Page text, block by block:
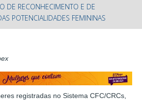
DE RECONHECIMENTO E DE
POTENCIALIDADES FEMININAS
registradas no Sistema CFC/CRCs,